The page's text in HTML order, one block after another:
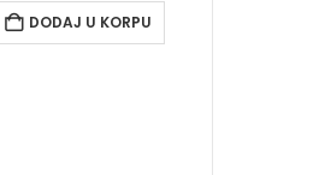
DODAJ U KORPU